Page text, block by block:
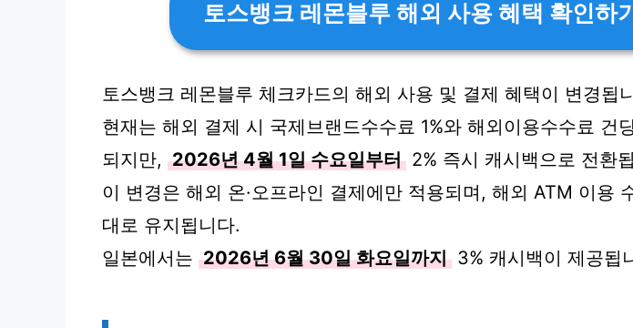
토스뱅크 레몬블루 해외 사용 혜택 확인하기
토스뱅크 레몬블루 체크카드의 해외 사용 및 결제 혜택이 변경됩
현재는 해외 결제 시 국제브랜드수수료 1%와 해외이용수수료 건
되지만, 2026년 4월 1일 수요일부터 2% 즉시 캐시백으로 전환
이 변경은 해외 온·오프라인 결제에만 적용되며, 해외 ATM 이용
대로 유지됩니다.
일본에서는 2026년 6월 30일 화요일까지 3% 캐시백이 제공됩